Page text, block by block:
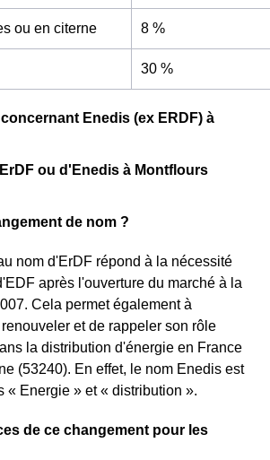
ou en citerne 8 %
30 %
Enedis (ex ERDF) à
ou d'Enedis à Montflours
de nom ?
nom d'ErDF répond à la nécessité
après l'ouverture du marché à la
Cela permet également à
et de rappeler son rôle
la distribution d'énergie en France
(53240). En effet, le nom Enedis est
« Energie » et « distribution ».
de ce changement pour les